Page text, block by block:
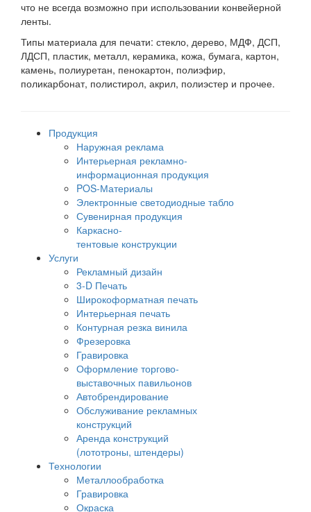
что не всегда возможно при использовании конвейерной
ленты.
Типы материала для печати: стекло, дерево, МДФ, ДСП,
ЛДСП, пластик, металл, керамика, кожа, бумага, картон,
камень, полиуретан, пенокартон, полиэфир,
поликарбонат, полистирол, акрил, полиэстер и прочее.
Продукция
Наружная реклама
Интерьерная рекламно-
информационная продукция
POS-Материалы
Электронные светодиодные табло
Сувенирная продукция
Каркасно-
тентовые конструкции
Услуги
Рекламный дизайн
3-D Печать
Широкоформатная печать
Интерьерная печать
Контурная резка винила
Фрезеровка
Гравировка
Оформление торгово-
выставочных павильонов
Автобрендирование
Обслуживание рекламных
конструкций
Аренда конструкций
(лототроны, штендеры)
Технологии
Металлообработка
Гравировка
Окраска